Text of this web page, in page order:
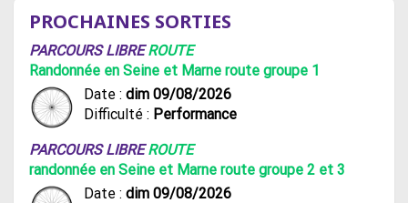
PROCHAINES SORTIES
PARCOURS LIBREROUTE
Randonnée en Seine et Marne route groupe 1
Date : dim 09/08/2026
Difficulté : Performance
PARCOURS LIBREROUTE
randonnée en Seine et Marne route groupe 2 et 3
Date : dim 09/08/2026